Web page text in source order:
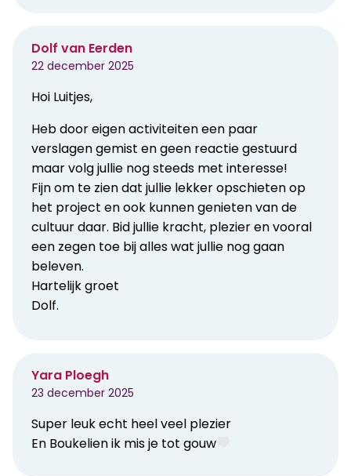
Dolf van Eerden
22 december 2025
Hoi Luitjes,
Heb door eigen activiteiten een paar
verslagen gemist en geen reactie gestuurd
maar volg jullie nog steeds met interesse!
Fijn om te zien dat jullie lekker opschieten op
het project en ook kunnen genieten van de
cultuur daar. Bid jullie kracht, plezier en vooral
een zegen toe bij alles wat jullie nog gaan
beleven.
Hartelijk groet
Dolf.
Yara Ploegh
23 december 2025
Super leuk echt heel veel plezier
En Boukelien ik mis je tot gouw